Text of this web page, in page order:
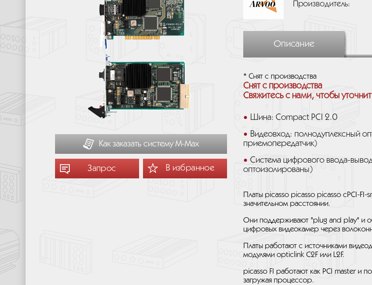
Как заказать систему М-Мах
Запрос В избранное
Производитель:
Описание
* Снят с производства
Снят с производства
Свяжитесь с нами, чтобы
Шина: Compact PCI 2.0
Видеовход: полнодуплексный
приемопередатчик)
Система цифрового ввода-
оптоизолированы)
Платы picasso picasso picasso cPCI-FI-
значительном расстоянии.
Они поддерживают "plug and play" и
цифровых видеокамер через
Платы работают с источниками
модулями opticlink C2F или L2F.
picasso FI работают как PCI master и
загружая процессор.